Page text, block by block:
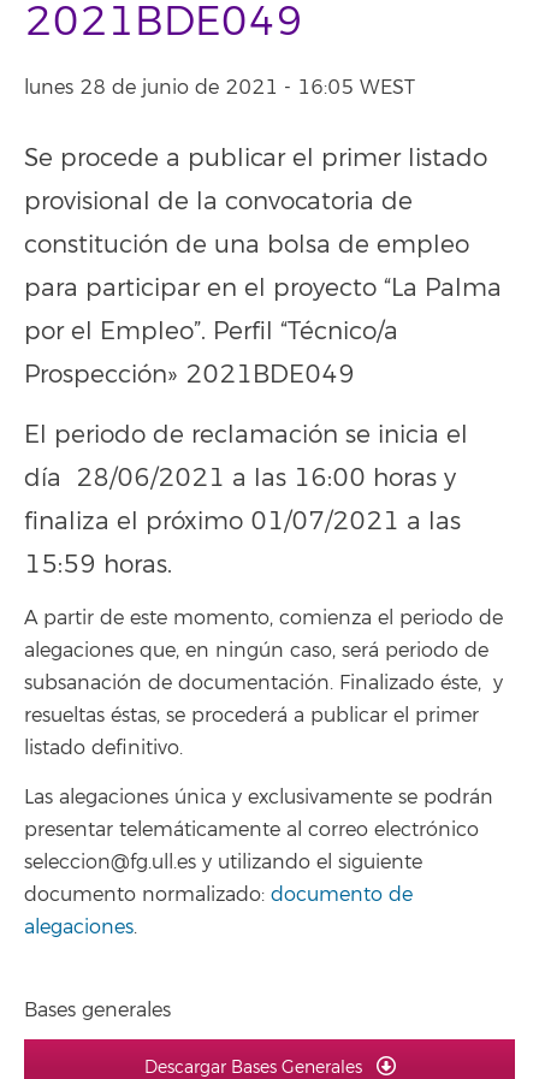
2021BDE049
lunes 28 de junio de 2021 - 16:05 WEST
Se procede a publicar el primer listado
provisional de la convocatoria de
constitución de una bolsa de empleo
para participar en el proyecto “La Palma
por el Empleo”. Perfil “Técnico/a
Prospección» 2021BDE049
El periodo de reclamación se inicia el
día 28/06/2021 a las 16:00 horas y
finaliza el próximo 01/07/2021 a las
15:59 horas.
A partir de este momento, comienza el periodo de
alegaciones que, en ningún caso, será periodo de
subsanación de documentación. Finalizado éste, y
resueltas éstas, se procederá a publicar el primer
listado definitivo.
Las alegaciones única y exclusivamente se podrán
presentar telemáticamente al correo electrónico
seleccion@fg.ull.es y utilizando el siguiente
documento normalizado: documento de
alegaciones.
Bases generales
Descargar Bases Generales